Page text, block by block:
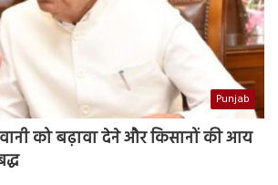
Punjab
को बढ़ावा देने और किसानों की आय